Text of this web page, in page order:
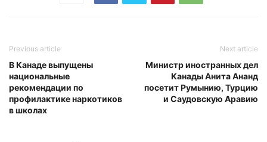
Previous article
В Канаде выпущены
национальные
рекомендации по
профилактике наркотиков
в школах
Next article
Министр иностранных дел
Канады Анита Ананд
посетит Румынию, Турцию
и Саудовскую Аравию